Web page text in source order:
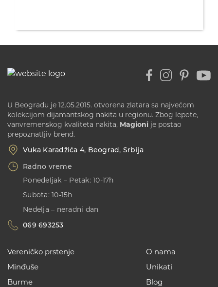
U Beogradu je 12.05.2015. otvorena zlatara sa najvećom
kolekcijom dijamantskog nakita u regionu. Zbog lepote,
vanvremenskog kvaliteta nakita, Magioni je postao
prepoznatljiv brend.
Vuka Karadžića 4, Beograd, Srbija
Radno vreme
Ponedeljak – Petak: 10-17h
Subota: 10-15h
Nedelja – neradni dan
069 693253
Vereničko prstenje
Minđuše
Burme
O nama
Unikati
Blog